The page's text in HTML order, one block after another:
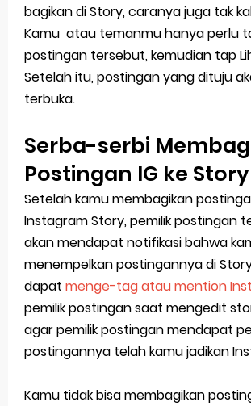
bagikan di Story, caranya juga tak
Kamu atau temanmu hanya perlu
postingan tersebut, kemudian tap
Setelah itu, postingan yang dituju
terbuka.
Serba-serbi
Postingan IG ke Story
Setelah kamu membagikan
Instagram Story, pemilik postingan
akan mendapat notifikasi bahwa
menempelkan postingannya di
dapat menge-tag atau mention
pemilik postingan saat mengedit
agar pemilik postingan mendapat
postingannya telah kamu jadikan
Kamu tidak bisa membagikan